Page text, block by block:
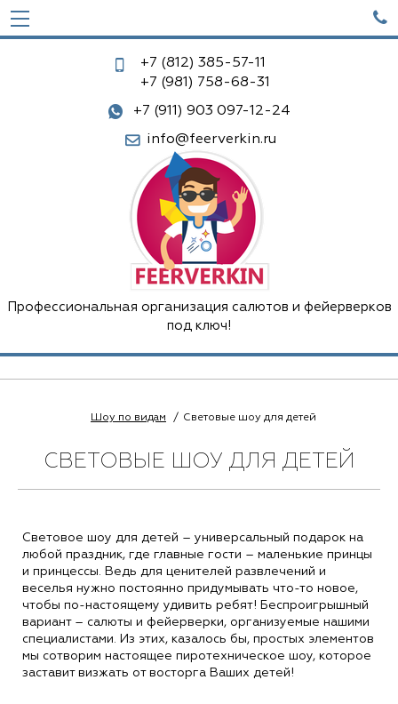

+7 (812) 385-57-11
+7 (981) 758-68-31
+7 (911) 903 097-12-24
info@feerverkin.ru
Профессиональная организация салютов и фейерверков
под ключ!
Шоу по видам Световые шоу для детей
СВЕТОВЫЕ ШОУ ДЛЯ ДЕТЕЙ
Световое шоу для детей – универсальный подарок на
любой праздник, где главные гости – маленькие принцы
и принцессы. Ведь для ценителей развлечений и
веселья нужно постоянно придумывать что-то новое,
чтобы по-настоящему удивить ребят! Беспроигрышный
вариант – салюты и фейерверки, организуемые нашими
специалистами. Из этих, казалось бы, простых элементов
мы сотворим настоящее пиротехническое шоу, которое
заставит визжать от восторга Ваших детей!